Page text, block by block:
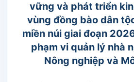
vững và phát triển
vùng đồng bào dân
miền núi giai đoạn
phạm vi quản lý nhà
Nông nghiệp và